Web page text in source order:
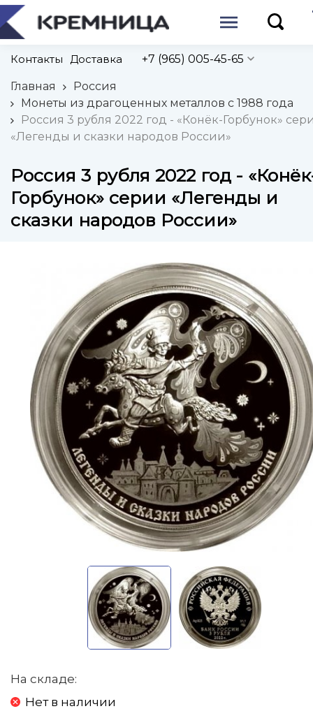
Контакты Доставка +7 (965) 005-45-65
Главная
Россия
Монеты из драгоценных металлов с 1988 года
Россия 3 рубля 2022 год - «Конёк-Горбунок»
«Легенды и сказки народов России»
Россия 3 рубля 2022 год -
Горбунок» серии «Легенды и
сказки народов России»
На складе:
Нет в наличии